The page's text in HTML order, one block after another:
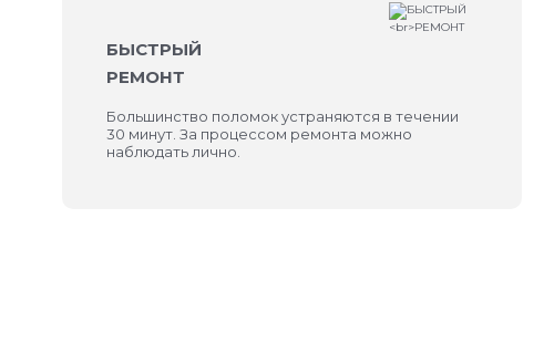
БЫСТРЫЙ
РЕМОНТ
Большинство поломок устраняются в течении
30 минут. За процессом ремонта можно
наблюдать лично.